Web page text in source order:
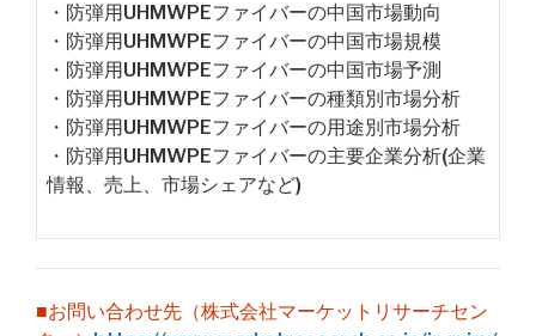
・防弾用UHMWPEファイバーの中国市場動向
・防弾用UHMWPEファイバーの中国市場規模
・防弾用UHMWPEファイバーの中国市場予測
・防弾用UHMWPEファイバーの種類別市場分析
・防弾用UHMWPEファイバーの用途別市場分析
・防弾用UHMWPEファイバーの主要企業分析(企業
情報、売上、市場シェアなど)
■お問い合わせ先（株式会社マーケットリサーチセン